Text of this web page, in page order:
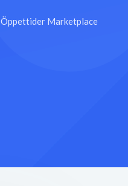
Öppettider Marketplace